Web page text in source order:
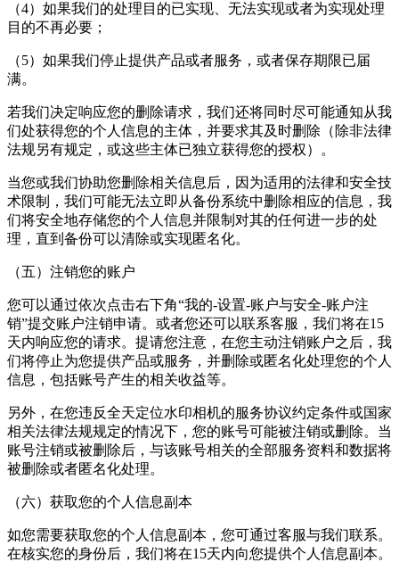
（4）如果我们的处理目的已实现、无法实现或者为实现处理
目的不再必要；
（5）如果我们停止提供产品或者服务，或者保存期限已届
满。
若我们决定响应您的删除请求，我们还将同时尽可能通知从我
们处获得您的个人信息的主体，并要求其及时删除（除非法律
法规另有规定，或这些主体已独立获得您的授权）。
当您或我们协助您删除相关信息后，因为适用的法律和安全技
术限制，我们可能无法立即从备份系统中删除相应的信息，我
们将安全地存储您的个人信息并限制对其的任何进一步的处
理，直到备份可以清除或实现匿名化。
（五）注销您的账户
您可以通过依次点击右下角“我的-设置-账户与安全-账户注
销”提交账户注销申请。或者您还可以联系客服，我们将在15
天内响应您的请求。提请您注意，在您主动注销账户之后，我
们将停止为您提供产品或服务，并删除或匿名化处理您的个人
信息，包括账号产生的相关收益等。
另外，在您违反全天定位水印相机的服务协议约定条件或国家
相关法律法规规定的情况下，您的账号可能被注销或删除。当
账号注销或被删除后，与该账号相关的全部服务资料和数据将
被删除或者匿名化处理。
（六）获取您的个人信息副本
如您需要获取您的个人信息副本，您可通过客服与我们联系。
在核实您的身份后，我们将在15天内向您提供个人信息副本。